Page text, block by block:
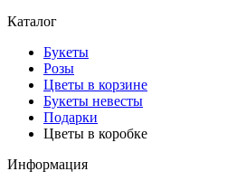
Каталог
Букеты
Розы
Цветы в корзине
Букеты невесты
Подарки
Цветы в коробке
Информация